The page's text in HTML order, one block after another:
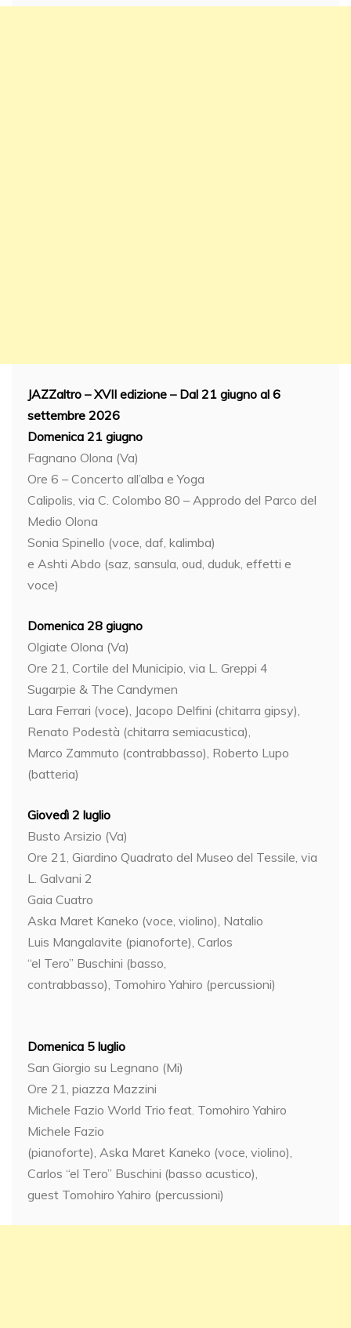
JAZZaltro –XVII edizione – Dal 21 giugno al 6
settembre 2026
Domenica 21 giugno
Fagnano Olona (Va)
Ore 6 – Concerto all’alba e Yoga
Calipolis, via C. Colombo 80 – Approdo del Parco del
Medio Olona
Sonia Spinello (voce, daf, kalimba)
e Ashti Abdo (saz, sansula, oud, duduk, effetti e
voce)
Domenica 28 giugno
Olgiate Olona (Va)
Ore 21, Cortile del Municipio, via L. Greppi 4
Sugarpie & The Candymen
Lara Ferrari (voce), Jacopo Delfini (chitarra gipsy),
Renato Podestà (chitarra semiacustica),
Marco Zammuto (contrabbasso), Roberto Lupo
(batteria)
Giovedì 2 luglio
Busto Arsizio (Va)
Ore 21, Giardino Quadrato del Museo del Tessile, via
L. Galvani 2
Gaia Cuatro
Aska Maret Kaneko (voce, violino), Natalio
Luis Mangalavite (pianoforte), Carlos
“el Tero” Buschini (basso,
contrabbasso), Tomohiro Yahiro (percussioni)
Domenica 5 luglio
San Giorgio su Legnano (Mi)
Ore 21, piazza Mazzini
Michele Fazio World Trio feat. Tomohiro Yahiro
Michele Fazio
(pianoforte), Aska Maret Kaneko (voce, violino),
Carlos “el Tero” Buschini (basso acustico),
guest Tomohiro Yahiro (percussioni)